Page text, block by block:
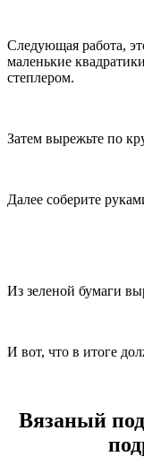
Следующая работа,
маленькие
степлером.
Затем вырежьте по
Далее соберите
Из зеленой бумаги
И вот, что в итоге
Вязаный